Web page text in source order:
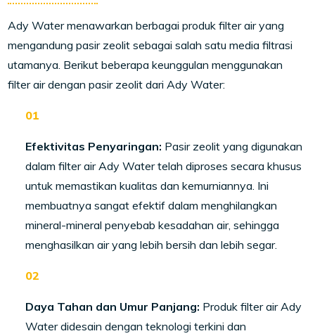
Ady Water menawarkan berbagai produk filter air yang
mengandung pasir zeolit sebagai salah satu media filtrasi
utamanya. Berikut beberapa keunggulan menggunakan
filter air dengan pasir zeolit dari Ady Water:
Efektivitas Penyaringan: Pasir zeolit yang digunakan
dalam filter air Ady Water telah diproses secara khusus
untuk memastikan kualitas dan kemurniannya. Ini
membuatnya sangat efektif dalam menghilangkan
mineral-mineral penyebab kesadahan air, sehingga
menghasilkan air yang lebih bersih dan lebih segar.
Daya Tahan dan Umur Panjang: Produk filter air Ady
Water didesain dengan teknologi terkini dan